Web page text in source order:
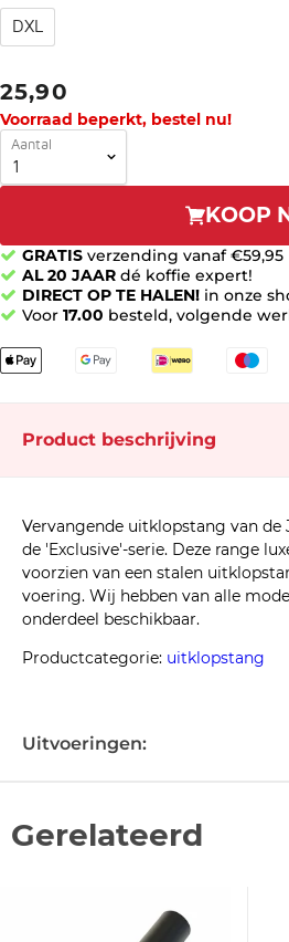
DXL
25,90
Voorraad beperkt, bestel nu!
Aantal
KOOP
GRATIS verzending vanaf €59,95
AL 20 JAAR dé koffie expert!
DIRECT OP TE HALEN! in onze
Voor 17.00 besteld, volgende
Product beschrijving
Vervangende uitklopstang van de
de 'Exclusive'-serie. Deze range
voorzien van een stalen
voering. Wij hebben van alle
onderdeel beschikbaar.
Productcategorie: uitklopstang
Uitvoeringen:
Gerelateerd